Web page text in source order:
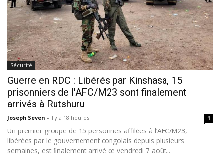
Sécurité
Guerre en RDC : Libérés par Kinshasa, 15
prisonniers de l'AFC/M23 sont finalement
arrivés à Rutshuru
Joseph Seven - Il y a 18 heures 1
Un premier groupe de 15 personnes affilées à l’AFC/M23,
libérées par le gouvernement congolais depuis plusieurs
semaines, est finalement arrivé ce vendredi 7 août...